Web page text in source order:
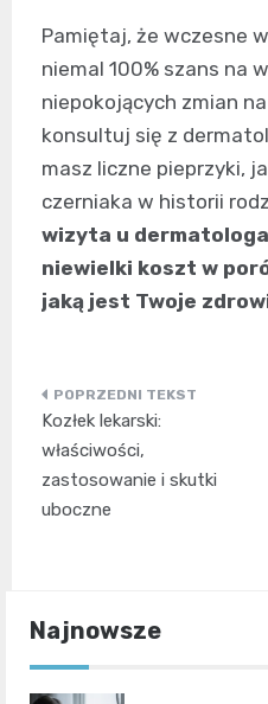
Pamiętaj, że wczesne
niemal 100% szans na
niepokojących zmian
konsultuj się z
masz liczne pieprzyki,
czerniaka w historii
wizyta u
niewielki koszt w
jaką jest Twoje
Nawigacja
wpisu
Kozłek lekarski:
właściwości,
zastosowanie i skutki
uboczne
Najnowsze